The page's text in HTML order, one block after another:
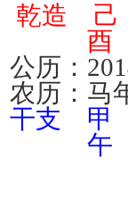
乾
酉
公历：
农历：马
干支
午